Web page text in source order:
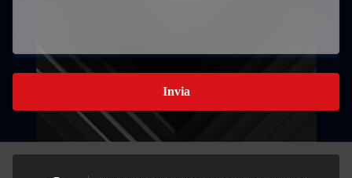
Invia